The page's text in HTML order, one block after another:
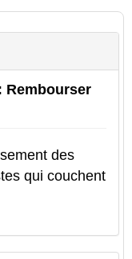
Rembourser
des
qui couchent